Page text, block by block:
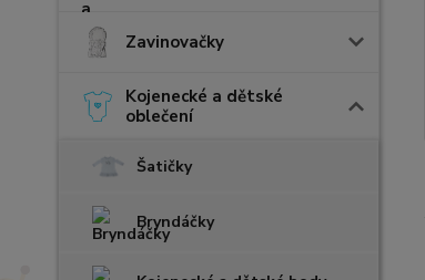
Zavinovačky
Kojenecké a dětské
oblečení
Šatičky
Bryndáčky